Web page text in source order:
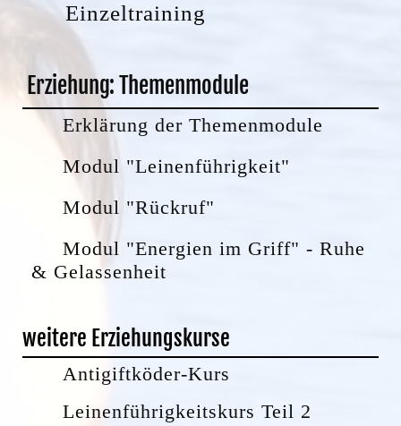
Einzeltraining
Erziehung: Themenmodule
Erklärung der Themenmodule
Modul "Leinenführigkeit"
Modul "Rückruf"
Modul "Energien im Griff" - Ruhe
& Gelassenheit
weitere Erziehungskurse
Antigiftköder-Kurs
Leinenführigkeitskurs Teil 2